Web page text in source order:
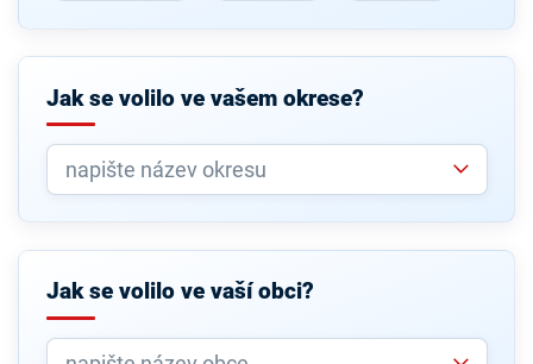
Jak se volilo ve vašem okrese?
Jak se volilo ve vaší obci?